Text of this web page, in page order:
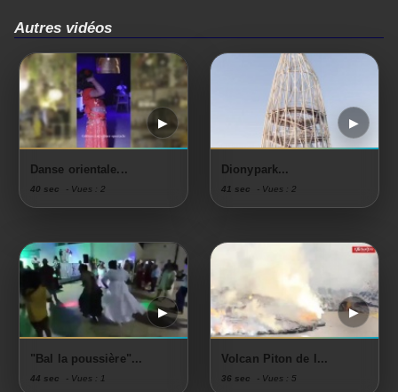
Autres vidéos
Danse orientale...
40 sec - Vues : 2
Dionypark...
41 sec - Vues : 2
"Bal la poussière"...
44 sec - Vues : 1
Volcan Piton de l...
36 sec - Vues : 5